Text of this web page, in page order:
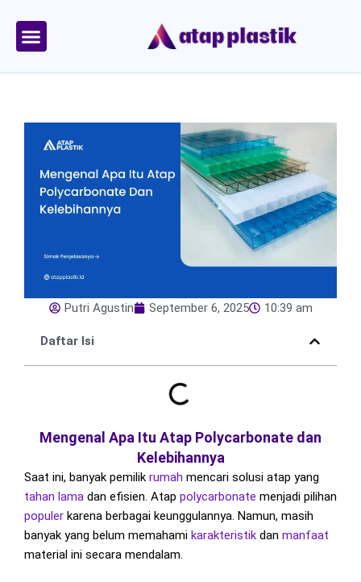
content
Putri Agustin September 6, 2025 10:39 am
Daftar Isi
Mengenal Apa Itu Atap Polycarbonate dan
Kelebihannya
Saat ini, banyak pemilik rumah mencari solusi atap yang
tahan lama dan efisien. Atap polycarbonate menjadi pilihan
populer karena berbagai keunggulannya. Namun, masih
banyak yang belum memahami karakteristik dan manfaat
material ini secara mendalam.